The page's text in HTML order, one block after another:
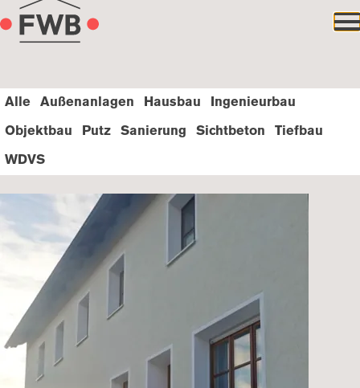
zum Inhalt (Navigation überspringen) >
Alle Außenanlagen Hausbau Ingenieurbau
Objektbau Putz Sanierung Sichtbeton Tiefbau
WDVS